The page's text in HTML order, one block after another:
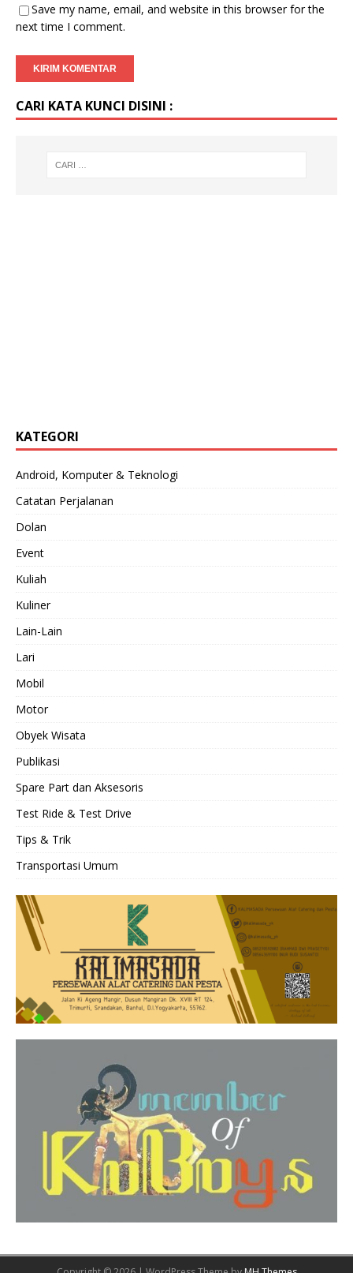
Save my name, email, and website in this browser for the
next time I comment.
CARI KATA KUNCI DISINI :
KATEGORI
Android, Komputer & Teknologi
Catatan Perjalanan
Dolan
Event
Kuliah
Kuliner
Lain-Lain
Lari
Mobil
Motor
Obyek Wisata
Publikasi
Spare Part dan Aksesoris
Test Ride & Test Drive
Tips & Trik
Transportasi Umum